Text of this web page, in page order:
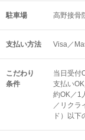
駐車場 高野接骨
支払い方法 Visa／
こだわり
条件
当日受付
支払い
約OK／1
／リクラ
ド）以下